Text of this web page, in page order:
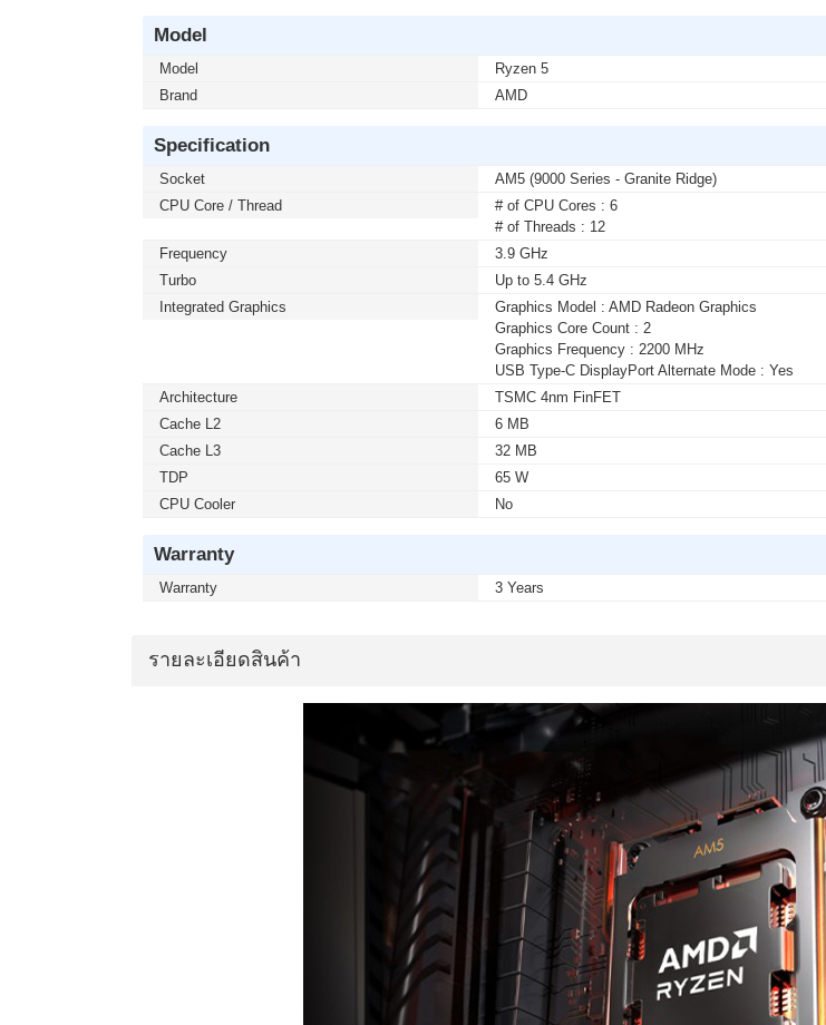
Model
Model
Ryzen 5
Brand
AMD
Specification
Socket
AM5 (9000 Series - Granite Ridge)
CPU Core / Thread
# of CPU Cores : 6
# of Threads : 12
Frequency
3.9 GHz
Turbo
Up to 5.4 GHz
Integrated Graphics
Graphics Model : AMD Radeon Graphics
Graphics Core Count : 2
Graphics Frequency : 2200 MHz
USB Type-C DisplayPort Alternate Mode : Yes
Architecture
TSMC 4nm FinFET
Cache L2
6 MB
Cache L3
32 MB
TDP
65 W
CPU Cooler
No
Warranty
Warranty 3 Years
รายละเอียดสินค้า